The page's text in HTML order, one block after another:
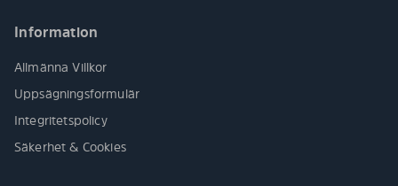
Information
Allmänna Villkor
Uppsägningsformulär
Integritetspolicy
Säkerhet & Cookies